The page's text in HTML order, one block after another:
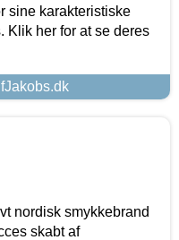
sine karakteristiske
Klik her for at se deres
nordisk smykkebrand
skabt af